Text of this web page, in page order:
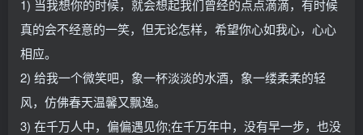
1) 当我想你的时候，就会想起我们曾经的点点滴滴，有时候
真的会不经意的一笑，但无论怎样，希望你心如我心，心心
相应。
2) 给我一个微笑吧，象一杯淡淡的水酒，象一缕柔柔的轻
风，仿佛春天温馨又飘逸。
3) 在千万人中，偏偏遇见你;在千万年中，没有早一步，也没